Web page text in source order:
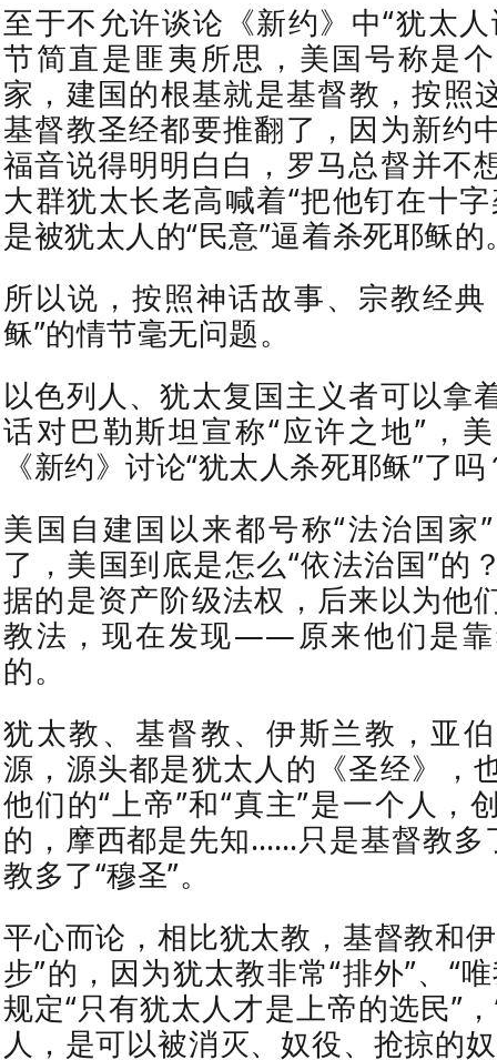
至于不允许谈论《新约》中“犹太
节简直是匪夷所思，美国号称是
家，建国的根基就是基督教，按
基督教圣经都要推翻了，因为新约
福音说得明明白白，罗马总督并不
大群犹太长老高喊着“把他钉在十
是被犹太人的“民意”逼着杀死耶稣的
所以说，按照神话故事、宗教经典
稣”的情节毫无问题。
以色列人、犹太复国主义者可以拿
话对巴勒斯坦宣称“应许之地”，
《新约》讨论“犹太人杀死耶稣”了吗
美国自建国以来都号称“法治国家
了，美国到底是怎么“依法治国”的
据的是资产阶级法权，后来以为他
教法，现在发现——原来他们是
的。
犹太教、基督教、伊斯兰教，亚
源，源头都是犹太人的《圣经》，
他们的“上帝”和“真主”是一个人，
的，摩西都是先知……只是基督教多
教多了“穆圣”。
平心而论，相比犹太教，基督教和
步”的，因为犹太教非常“排外”、“
规定“只有犹太人才是上帝的选民”
人，是可以被消灭、奴役、抢掠的